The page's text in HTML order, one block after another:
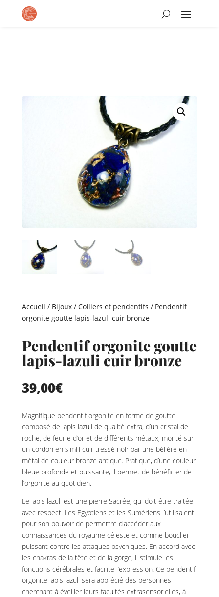
Accueil / Bijoux/ Colliers et pendentifs / Pendentif
orgonite goutte lapis-lazuli cuir bronze
Pendentif orgonite goutte
lapis-lazuli cuir bronze
39,00€
Magnifique pendentif orgonite en forme de goutte
composé de lapis lazuli de qualité extra, d’un cristal de
roche, de feuille d’or et de différents métaux, monté sur
un cordon en simili cuir tressé noir par une bélière en
métal de couleur bronze antique. Pratique, d’une couleur
bleue profonde et puissante, il permet de bénéficier de
l’orgonite au quotidien.
Le lapis lazuli est une pierre Sacrée, qui doit être traitée
avec respect. Les Egyptiens et les Sumériens l’utilisaient
pour son pouvoir de permettre d’accéder aux
connaissances du royaume céleste et comme bouclier
puissant contre les attaques psychiques. En accord avec
les chakras de la tête et de la gorge, il stimule les
fonctions cérébrales et facilite l’expression. Ce pendentif
orgonite lapis lazuli sera apprécié des personnes
cherchant à éveiller leurs facultés extrasensorielles, à